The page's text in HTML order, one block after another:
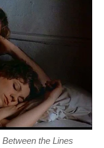
Between the Lines